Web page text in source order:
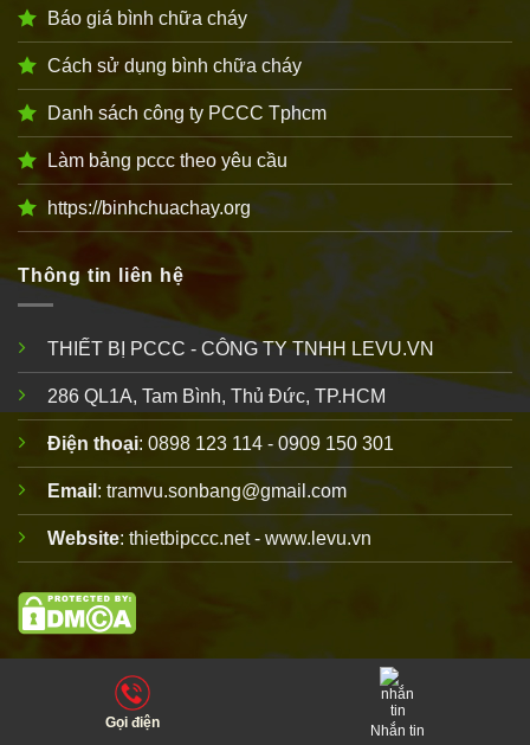
Báo giá bình chữa cháy
Cách sử dụng bình chữa cháy
Danh sách công ty PCCC Tphcm
Làm bảng pccc theo yêu cầu
https://binhchuachay.org
Thông tin liên hệ
THIẾT BỊ PCCC - CÔNG TY TNHH LEVU.VN
286 QL1A, Tam Bình, Thủ Đức, TP.HCM
Điện thoại: 0898 123 114 - 0909 150 301
Email : tramvu.sonbang@gmail.com
Website: thietbipccc.net - www.levu.vn
Copyright 2010 © thuộc
. Vui lòng ghi rõ
nguồn thietbipccc.net khi phát hành thông tin từ website này!
Gọi điện
Nhắn tin